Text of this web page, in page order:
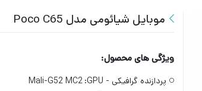
موبایل شیائومی مدل Poco C65
ویژگی های محصول:
پردازنده گرافیکی - GPU:
Mali-G52 MC2